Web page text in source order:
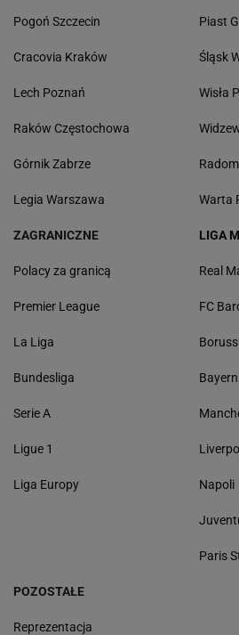
Pogoń Szczecin
Cracovia Kraków
Lech Poznań
Raków Częstochowa
Górnik Zabrze
Legia Warszawa
Piast
Śląsk
Wisła
Warta
ZAGRANICZNE
Polacy za granicą
Premier League
La Liga
Bundesliga
Serie A
Ligue 1
Liga Europy
LIGA
Real
FC
Napoli
Paris
POZOSTAŁE
Reprezentacja